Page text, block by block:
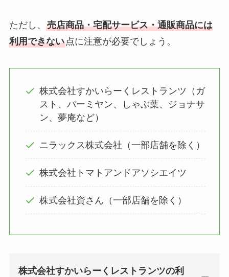
ただし、 売店商品・宅配サービス・通販商品には
利用できない点に注意が必要でしょう。
株式会社すかいらーくレストランツ（ガ
スト、バーミヤン、しゃぶ葉、ジョナサ
ン、夢庵など）
ニラックス株式会社（一部店舗を除く）
株式会社トマトアンドアソシエイツ
株式会社資さん（一部店舗を除く）
株式会社すかいらーくレストランツの利